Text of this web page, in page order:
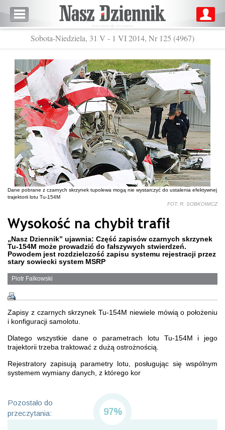
Sobota-Niedziela, 31 V - 1 VI 2014, Nr 125 (4967)
Dane pobrane z czarnych skrzynek tupolewa mogą nie wystarczyć do ustalenia efektywnej
trajektorii lotu Tu-154M
FOT. R. SOBKOWICZ
Wysokość na chybił trafił
„Nasz Dziennik” ujawnia: Część zapisów czarnych skrzynek
Tu-154M może prowadzić do fałszywych stwierdzeń.
Powodem jest rozdzielczość zapisu systemu rejestracji przez
stary sowiecki system MSRP
Piotr Falkowski
Zapisy z czarnych skrzynek Tu-154M niewiele mówią o położeniu
i konfiguracji samolotu.
Dlatego wszystkie dane o parametrach lotu Tu-154M i jego
trajektorii trzeba traktować z dużą ostrożnością.
Rejestratory zapisują parametry lotu, posługując się wspólnym
systemem wymiany danych, z którego kor
Pozostało do
przeczytania:
97%